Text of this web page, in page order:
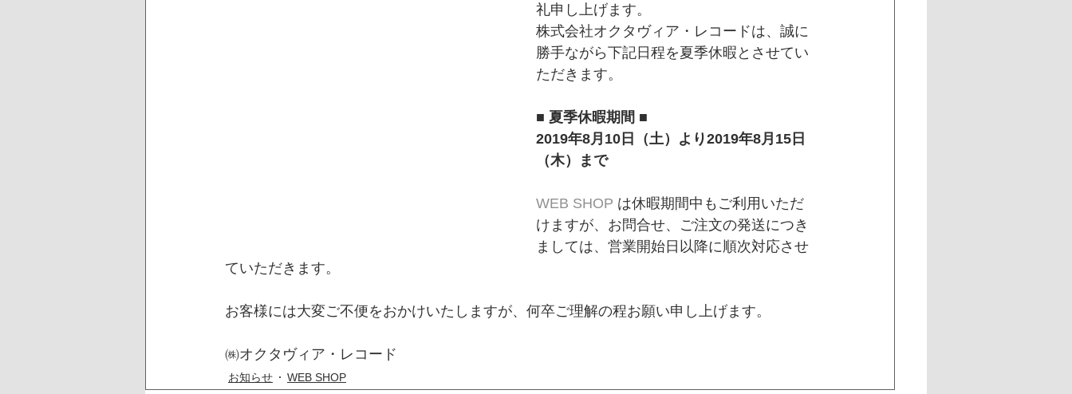
礼申し上げます。
株式会社オクタヴィア・レコードは、誠に
勝手ながら下記日程を夏季休暇とさせてい
ただきます。
■ 夏季休暇期間 ■
2019年8月10日（土）より2019年8月15日
（木）まで
WEB SHOP は休暇期間中もご利用いただ
けますが、お問合せ、ご注文の発送につき
ましては、営業開始日以降に順次対応させ
ていただきます。
お客様には大変ご不便をおかけいたしますが、何卒ご理解の程お願い申し上げます。
㈱オクタヴィア・レコード
お知らせ WEB SHOP